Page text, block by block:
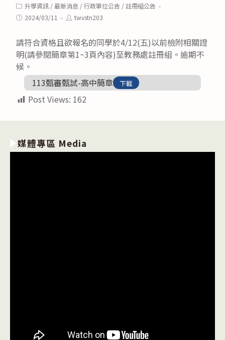
Post
category:
升學資訊 /最新消息 /行政單位公告 /註冊組公告
Post2024/03/11
Posttwvstn203
請符合資格且欲報名的同學於4/12(五)以前檢附相關證
明(請參閱簡章第1~3頁內容)至教務處註冊組。逾期不
候。
113甄審甄試-高中簡章
下載
Post Views: 162
媒體專區 Media